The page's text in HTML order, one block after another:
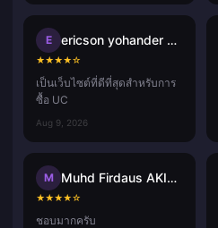
E ericson yohander alvarado mart
★★★★☆
เป็นเว็บไซต์ที่ดีที่สุดสำหรับการ
ซื้อ UC
Aug 9, 2026
M Muhd Firdaus AKIDAD
★★★★☆
ชอบมากครับ